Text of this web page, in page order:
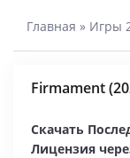
Главная » Игры
Firmament
Скачать
Лицензия